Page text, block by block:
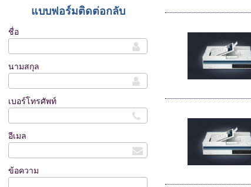
แบบฟอร์มติดต่อกลับ
ชื่อ
นามสกุล
เบอร์โทรศัพท์
อีเมล
ข้อความ